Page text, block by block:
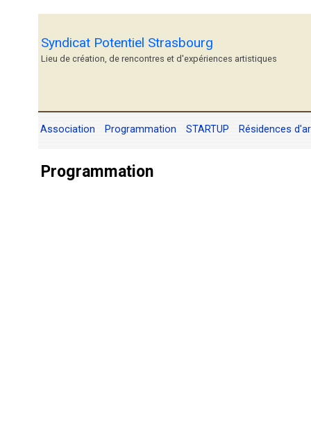
Syndicat Potentiel Strasbourg
Lieu de création, de rencontres et d'expériences artistiques
Association Programmation STARTUP Résidences
Programmation